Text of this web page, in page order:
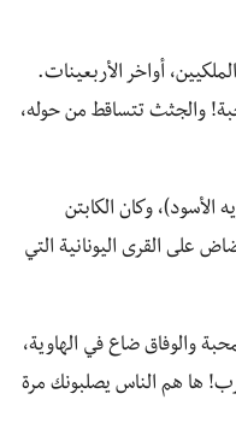
أواخر الأربعينات.
والجثث تتساقط من حوله،
الأسود)، وكان الكابتن
على القرى اليونانية التي
والوفاق ضاع في الهاوية،
ها هم الناس يصلبونك مرة